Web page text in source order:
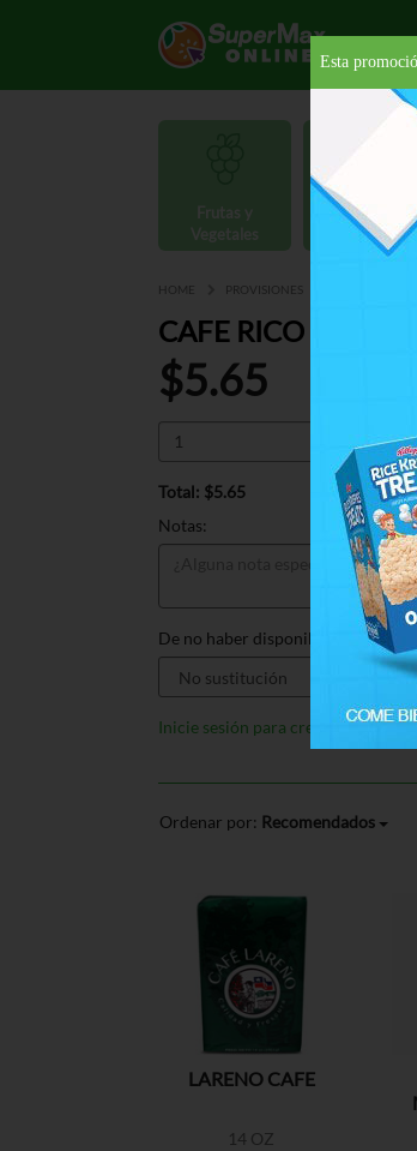
Carnes y
Mariscos
HOME PROVISIONES
CAFE RICO
$5.65
Total: $5.65
Notas:
De no haber disponible, sustituir
Inicie sesión para crear listas
Ordenar por: Recomendados
LARENO CAFE
14 OZ
Esta